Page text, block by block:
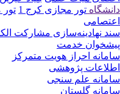
تور مجازی کرج 1 تور
نهادینه‌سازی مشارکت
خدمت
احراز هویت متمرکز
پژوهشی
علم سنجی
گلستان